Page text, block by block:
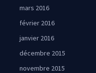
mars 2016
février 2016
janvier 2016
décembre 2015
novembre 2015